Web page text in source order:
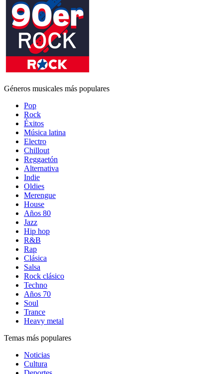
Géneros musicales más populares
Pop
Rock
Éxitos
Música latina
Electro
Chillout
Reggaetón
Alternativa
Indie
Oldies
Merengue
House
Años 80
Jazz
Hip hop
R&B
Rap
Clásica
Salsa
Rock clásico
Techno
Años 70
Soul
Trance
Heavy metal
Temas más populares
Noticias
Cultura